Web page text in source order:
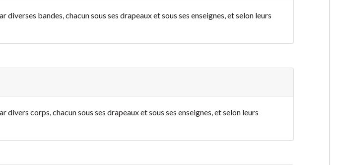
bandes, chacun sous ses drapeaux et sous ses enseignes, et selon leurs
corps, chacun sous ses drapeaux et sous ses enseignes, et selon leurs